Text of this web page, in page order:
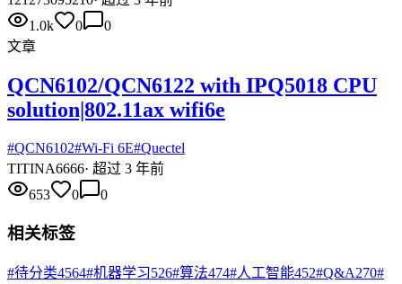
1.0k
0
0
文章
QCN6102/QCN6122 with IPQ5018 CPU
solution|802.11ax wifi6e
#QCN6102#Wi-Fi 6E#Quectel
TITINA6666· 超过 3 年前
653
0 0
相关标签
#待分类4564#机器学习526#算法474#人工智能452#Q&A270#